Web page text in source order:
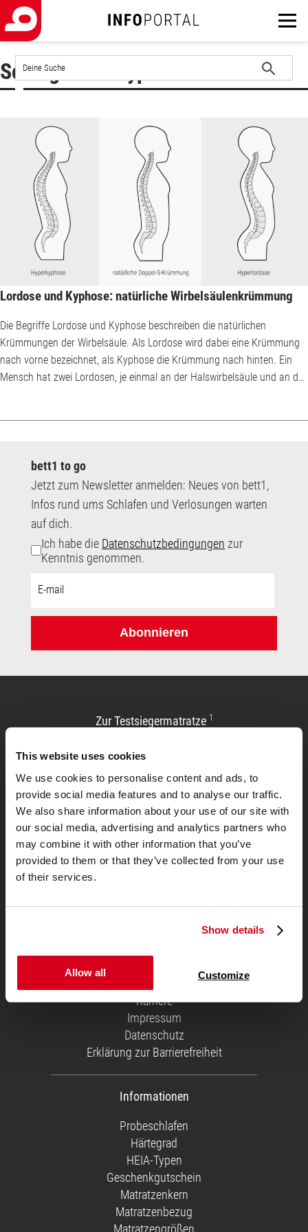
This website uses cookies
We use cookies to personalise content and ads, to
provide social media features and to analyse our traffic.
We also share information about your use of our site with
our social media, advertising and analytics partners who
may combine it with other information that you’ve
provided to them or that they’ve collected from your use
of their services.
Show details
Allow all Customize
der
Website
Schlagwort : Kyphose
Lordose und Kyphose: natürliche Wirbelsäulenkrümmung
Die Begriffe Lordose und Kyphose beschreiben die natürlichen
Krümmungen der Wirbelsäule. Als Lordose wird dabei eine Krümmung
nach vorne bezeichnet, als Kyphose die Krümmung nach hinten. Ein
Mensch hat zwei Lordosen, je einmal an der Halswirbelsäule und an der
bett1 to go
Jetzt zum Newsletter anmelden: Neues von bett1,
Infos rund ums Schlafen und Verlosungen warten
auf dich.
Ich habe die Datenschutzbedingungen zur
Kenntnis genommen.
Mail-
Abonnieren
Zur Testsiegermatratze 1
Allgemeines
Karriere
Impressum
Datenschutz
Erklärung zur Barrierefreiheit
Informationen
Probeschlafen
Härtegrad
HEIA-Typen
Geschenkgutschein
Matratzenkern
Matratzenbezug